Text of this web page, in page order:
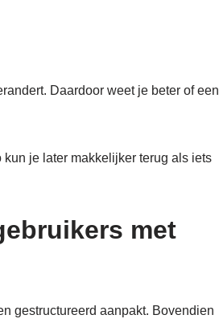
Daardoor weet je beter of een
je later makkelijker terug als iets
met
gestructureerd aanpakt. Bovendien